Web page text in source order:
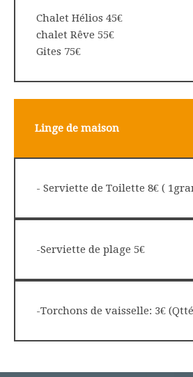
Chalet Hélios 45€
chalet Rêve 55€
Gites 75€
Linge de maison
- Serviette de Toilette 8€ (
-Serviette de plage 5€
-Torchons de vaisselle: 3€